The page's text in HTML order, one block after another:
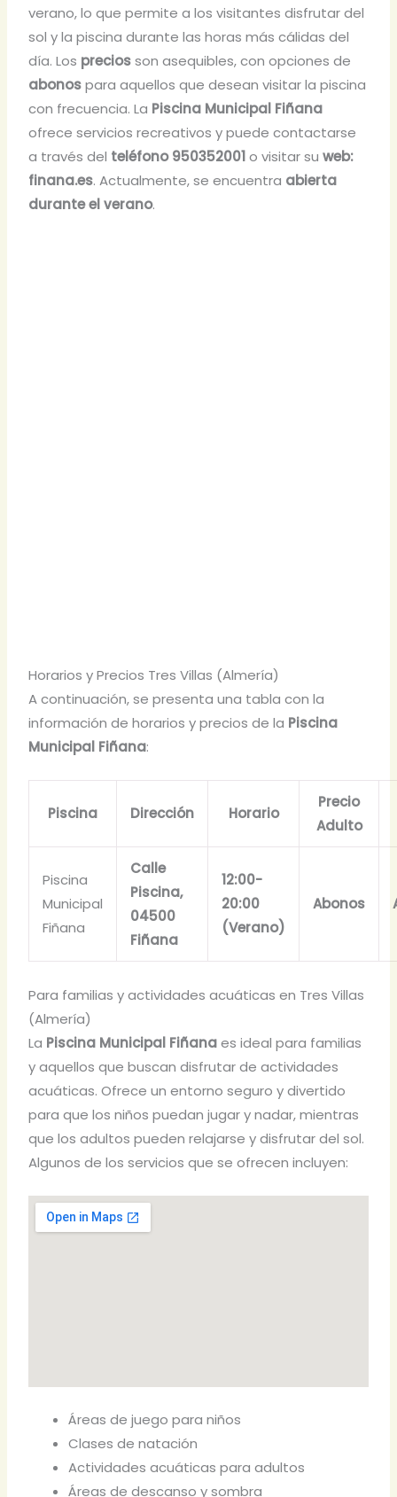
verano, lo que permite a los visitantes disfrutar del
sol y la piscina durante las horas más cálidas del
día. Los preciosson asequibles, con opciones de
abonospara aquellos que desean visitar la piscina
con frecuencia. La Piscina Municipal Fiñana
ofrece servicios recreativos y puede contactarse
a través del teléfono 950352001o visitar suweb:
finana.es. Actualmente, se encuentra abierta
durante el verano.
Horarios y Precios Tres Villas (Almería)
A continuación, se presenta una tabla con la
información de horarios y precios de la Piscina
Municipal Fiñana:
Piscina Dirección Horario
Precio
Adulto
Piscina
Municipal
Fiñana
Calle
Piscina,
04500
Fiñana
12:00-
20:00
(Verano)
Abonos
Para familias y actividades acuáticas en Tres Villas
(Almería)
La Piscina Municipal Fiñanaes ideal para familias
y aquellos que buscan disfrutar de actividades
acuáticas. Ofrece un entorno seguro y divertido
para que los niños puedan jugar y nadar, mientras
que los adultos pueden relajarse y disfrutar del sol.
Algunos de los servicios que se ofrecen incluyen:
Áreas de juego para niños
Clases de natación
Actividades acuáticas para adultos
Áreas de descanso y sombra